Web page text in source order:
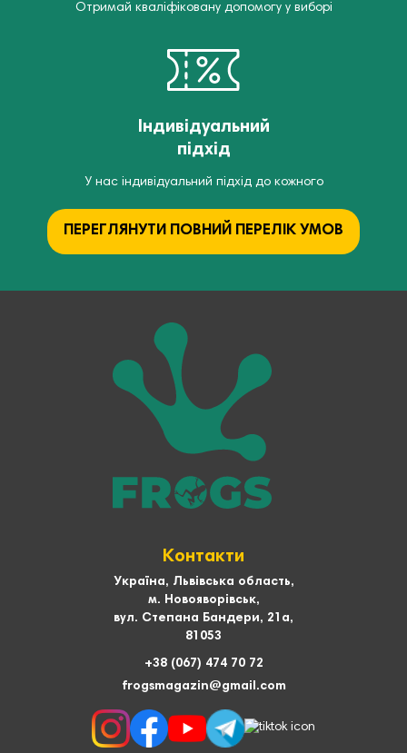
Отримай кваліфіковану допомогу у виборі
Індивідуальний
підхід
У нас індивідуальний підхід до кожного
ПЕРЕГЛЯНУТИ ПОВНИЙ ПЕРЕЛІК УМОВ
Контакти
Україна, Львівська область,
м. Новояворівськ,
вул. Степана Бандери, 21а,
81053
+38 (067) 474 70 72
frogsmagazin@gmail.com